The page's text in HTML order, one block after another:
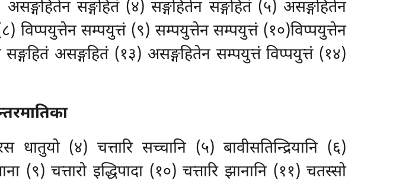
सङ्गहितं (४) सङ्गहितेन सङ्गहितं (५) असङ्गहितेन
विप्पयुत्तेन सम्पयुत्तं (९) सम्पयुत्तेन सम्पयुत्तं (१०)विप्पयुत्तेन
असङ्गहितं (१३) असङ्गहितेन सम्पयुत्तं विप्पयुत्तं (१४)
धातुयो (४) चत्तारि सच्चानि (५) बावीसतिन्द्रियानि (६)
(९) चत्तारो इद्धिपादा (१०) चत्तारि झानानि (११) चतस्सो